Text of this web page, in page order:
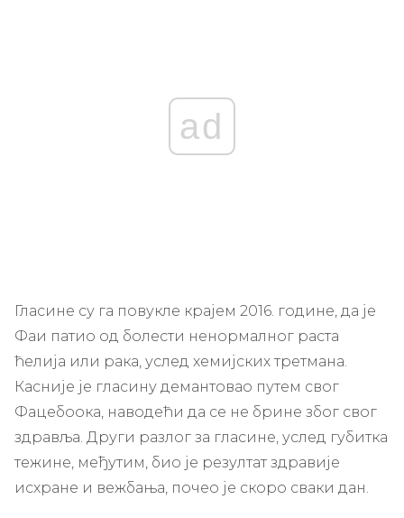
ad
Гласине су га повукле крајем 2016. године, да је
Фаи патио од болести ненормалног раста
ћелија или рака, услед хемијских третмана.
Касније је гласину демантовао путем свог
Фацебоока, наводећи да се не брине због свог
здравља. Други разлог за гласине, услед губитка
тежине, међутим, био је резултат здравије
исхране и вежбања, почео је скоро сваки дан.